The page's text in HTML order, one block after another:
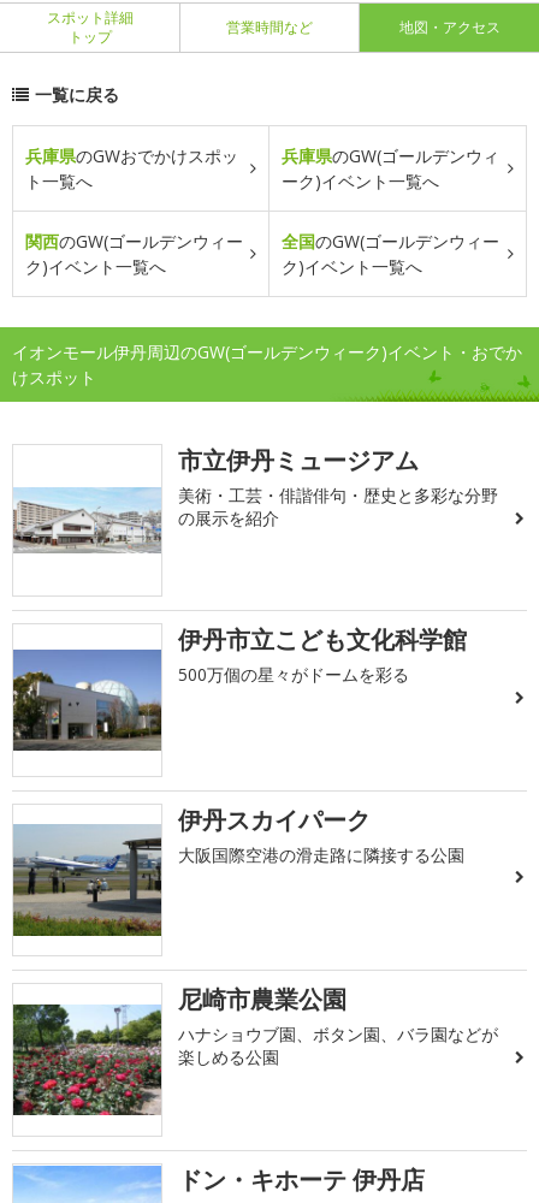
スポット詳細
トップ
営業時間など 地図・アクセス
一覧に戻る
兵庫県のGWおでかけスポッ
ト一覧へ
兵庫県のGW(ゴールデンウィ
ーク)イベント一覧へ
関西のGW(ゴールデンウィー
ク)イベント一覧へ
全国のGW(ゴールデンウィー
ク)イベント一覧へ
イオンモール伊丹周辺のGW(ゴールデンウィーク)イベント・おでか
けスポット
市立伊丹ミュージアム
美術・工芸・俳諧俳句・歴史と多彩な分野
の展示を紹介
伊丹市立こども文化科学館
500万個の星々がドームを彩る
伊丹スカイパーク
大阪国際空港の滑走路に隣接する公園
尼崎市農業公園
ハナショウブ園、ボタン園、バラ園などが
楽しめる公園
ドン・キホーテ 伊丹店